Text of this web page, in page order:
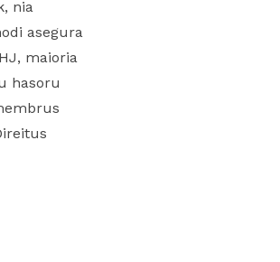
nia
asegura
maioria
hasoru